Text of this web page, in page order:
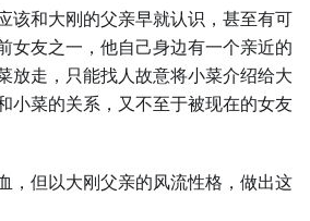
该和⼤刚的父亲早就认识，甚至有可
女友之⼀，他自己身边有⼀个亲近的
放走，只能找⼈故意将小菜介绍给⼤
小菜的关系，又不至于被现在的女友
，但以⼤刚父亲的风流性格，做出这